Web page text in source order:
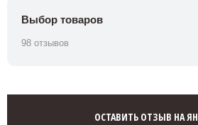
Выбор товаров
98 отзывов
ОСТАВИТЬ ОТЗЫВ НА